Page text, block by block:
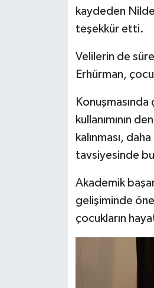
kaydeden
teşekkür etti.
Velilerin de
Erhürman,
kullanımının
kalınması,
tavsiyesinde
Akademik
gelişiminde
çocukların